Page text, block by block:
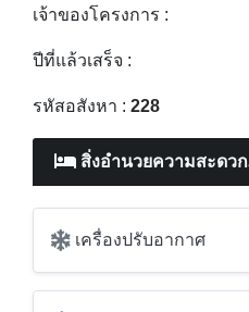
รหัสอสังหา :228